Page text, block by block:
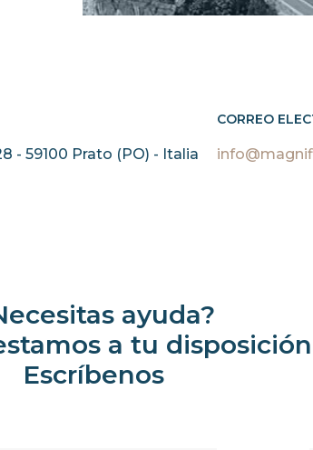
- 59100 Prato (PO) - Italia
CORREO
ayuda?
a tu disposición
Escríbenos